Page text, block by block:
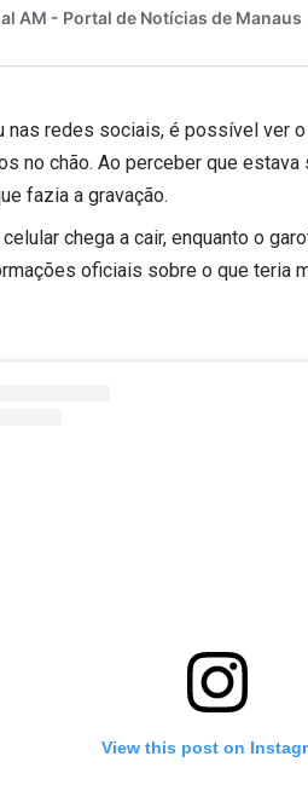
nas redes sociais, é possível ver
no chão. Ao perceber que
fazia a gravação.
chega a cair, enquanto o
oficiais sobre o que teria
View this post on